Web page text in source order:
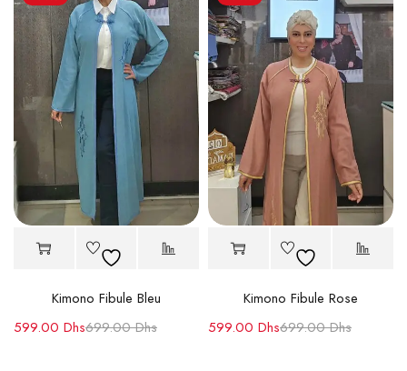
Kimono Fibule Bleu
699.00Dhs
599.00 Dhs
Kimono Fibule Rose
699.00Dhs
599.00 Dhs